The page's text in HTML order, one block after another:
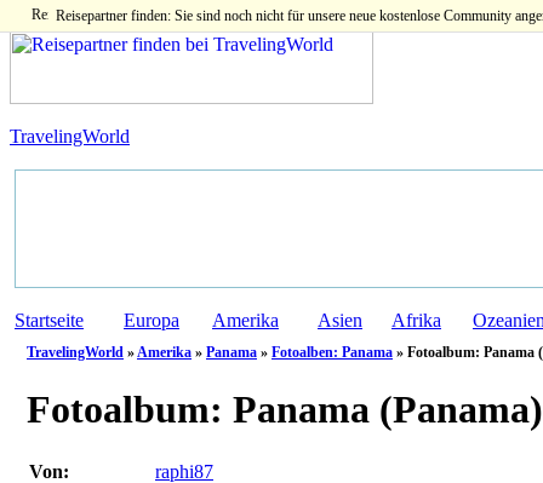
Reisepartner finden: Sie sind noch nicht für unsere neue kostenlose Community
TravelingWorld
Startseite Europa Amerika Asien Afrika
TravelingWorld »Amerika » Panama » Fotoalben: Panama » Fotoalbum: Panama
Fotoalbum: Panama (Panama)
Von:
raphi87